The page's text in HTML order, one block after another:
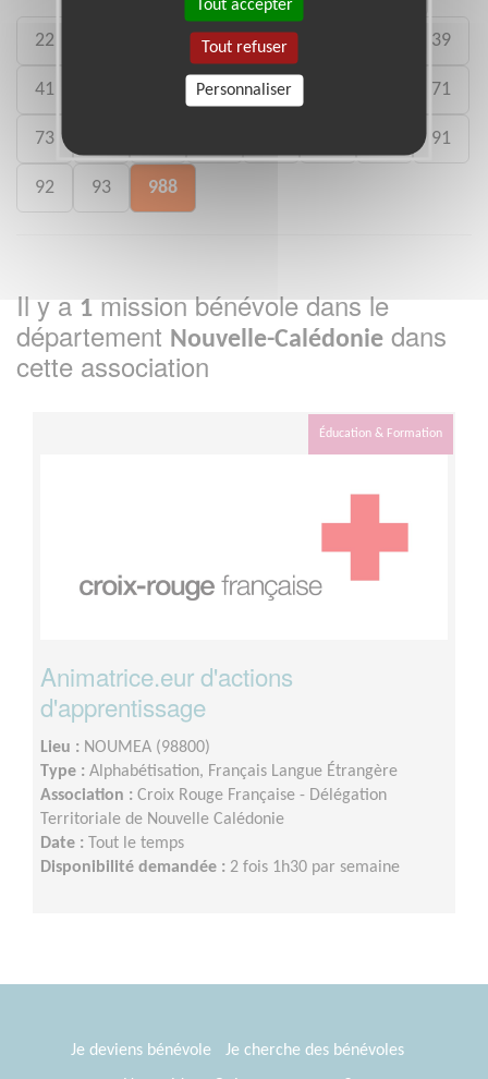
22 29 33 39
41 50 54 71
73 91
92 93 988
Il y a 1mission bénévole dans le
département Nouvelle-Calédonie dans
cette association
Éducation & Formation
Animatrice.eur d'actions
d'apprentissage
Lieu : NOUMEA (98800)
Type : Alphabétisation, Français Langue Étrangère
Association : Croix Rouge Française - Délégation
Territoriale de Nouvelle Calédonie
Date : Tout le temps
Disponibilité demandée : 2 fois 1h30 par semaine
Je deviens bénévole
Je cherche des bénévoles
Tout accepter
Tout refuser
Personnaliser